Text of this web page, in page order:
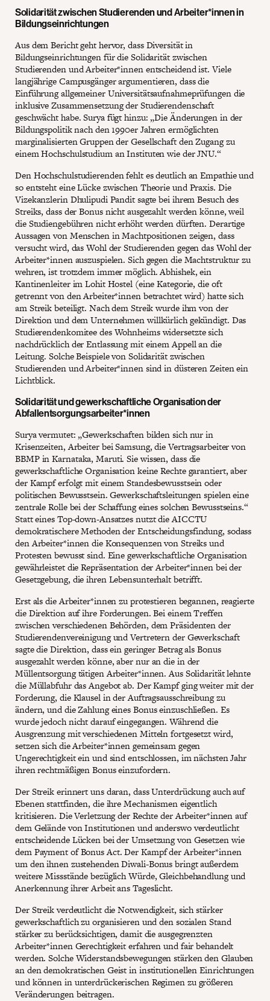
Solidarität zwischen Studierenden und Arbeiter*innen in
Bildungseinrichtungen
Aus dem Bericht geht hervor, dass Diversität in
Bildungseinrichtungen für die Solidarität zwischen
Studierenden und Arbeiter*innen entscheidend ist. Viele
langjährige Campusgänger argumentieren, dass die
Einführung allgemeiner Universitätsaufnahmeprüfungen die
inklusive Zusammensetzung der Studierendenschaft
geschwächt habe. Surya fügt hinzu: „Die Änderungen in der
Bildungspolitik nach den 1990er Jahren ermöglichten
marginalisierten Gruppen der Gesellschaft den Zugang zu
einem Hochschulstudium an Instituten wie der JNU.“
Den Hochschulstudierenden fehlt es deutlich an Empathie und
so entsteht eine Lücke zwischen Theorie und Praxis. Die
Vizekanzlerin Dhulipudi Pandit sagte bei ihrem Besuch des
Streiks, dass der Bonus nicht ausgezahlt werden könne, weil
die Studiengebühren nicht erhöht werden dürften. Derartige
Aussagen von Menschen in Machtpositionen zeigen, dass
versucht wird, das Wohl der Studierenden gegen das Wohl der
Arbeiter*innen auszuspielen. Sich gegen die Machtstruktur zu
wehren, ist trotzdem immer möglich. Abhishek, ein
Kantinenleiter im Lohit Hostel (eine Kategorie, die oft
getrennt von den Arbeiter*innen betrachtet wird) hatte sich
am Streik beteiligt. Nach dem Streik wurde ihm von der
Direktion und dem Unternehmen willkürlich gekündigt. Das
Studierendenkomitee des Wohnheims widersetzte sich
nachdrücklich der Entlassung mit einem Appell an die
Leitung. Solche Beispiele von Solidarität zwischen
Studierenden und Arbeiter*innen sind in düsteren Zeiten ein
Lichtblick.
Solidarität und gewerkschaftliche Organisation der
Abfallentsorgungsarbeiter*innen
Surya vermutet: „Gewerkschaften bilden sich nur in
Krisenzeiten, Arbeiter bei Samsung, die Vertragsarbeiter von
BBMP in Karnataka, Maruti. Sie wissen, dass die
gewerkschaftliche Organisation keine Rechte garantiert, aber
der Kampf erfolgt mit einem Standesbewusstsein oder
politischen Bewusstsein. Gewerkschaftsleitungen spielen eine
zentrale Rolle bei der Schaffung eines solchen Bewusstseins.“
Statt eines Top-down-Ansatzes nutzt die AICCTU
demokratischere Methoden der Entscheidungsfindung, sodass
den Arbeiter*innen die Konsequenzen von Streiks und
Protesten bewusst sind. Eine gewerkschaftliche Organisation
gewährleistet die Repräsentation der Arbeiter*innen bei der
Gesetzgebung, die ihren Lebensunterhalt betrifft.
Erst als die Arbeiter*innen zu protestieren begannen, reagierte
die Direktion auf ihre Forderungen. Bei einem Treffen
zwischen verschiedenen Behörden, dem Präsidenten der
Studierendenvereinigung und Vertretern der Gewerkschaft
sagte die Direktion, dass ein geringer Betrag als Bonus
ausgezahlt werden könne, aber nur an die in der
Müllentsorgung tätigen Arbeiter*innen. Aus Solidarität lehnte
die Müllabfuhr das Angebot ab. Der Kampf ging weiter mit der
Forderung, die Klausel in der Auftragsausschreibung zu
ändern, und die Zahlung eines Bonus einzuschließen. Es
wurde jedoch nicht darauf eingegangen. Während die
Ausgrenzung mit verschiedenen Mitteln fortgesetzt wird,
setzen sich die Arbeiter*innen gemeinsam gegen
Ungerechtigkeit ein und sind entschlossen, im nächsten Jahr
ihren rechtmäßigen Bonus einzufordern.
Der Streik erinnert uns daran, dass Unterdrückung auch auf
Ebenen stattfinden, die ihre Mechanismen eigentlich
kritisieren. Die Verletzung der Rechte der Arbeiter*innen auf
dem Gelände von Institutionen und anderswo verdeutlicht
entscheidende Lücken bei der Umsetzung von Gesetzen wie
dem Payment of Bonus Act. Der Kampf der Arbeiter*innen
um den ihnen zustehenden Diwali-Bonus bringt außerdem
weitere Missstände bezüglich Würde, Gleichbehandlung und
Anerkennung ihrer Arbeit ans Tageslicht.
Der Streik verdeutlicht die Notwendigkeit, sich stärker
gewerkschaftlich zu organisieren und den sozialen Stand
stärker zu berücksichtigen, damit die ausgegrenzten
Arbeiter*innen Gerechtigkeit erfahren und fair behandelt
werden. Solche Widerstandsbewegungen stärken den Glauben
an den demokratischen Geist in institutionellen Einrichtungen
und können in unterdrückerischen Regimen zu größeren
Veränderungen beitragen.